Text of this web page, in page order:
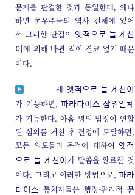
문제를 판결한 것과 동일한데, 왜냐
하면 초우주들의 역사 전체에 있어
서 그러한 판결이 옛적으로 늘 계신
이에 의해 바뀐 적이 결코 없기 때문
이다.
세 옛적으로 늘 계신이
가 기능하면, 파라다이스 삼위일체
가 기능한다. 아홉 명의 법정이 연합
된 심의를 거친 후 결정에 도달하면,
모든 의도들과 목적에 대하여
옛적
으로 늘 계신이 가 말씀을 완료한 것
이다. 그리고 이러한 방법으로,파라
다이스
통치자들은 행정-관리적 문